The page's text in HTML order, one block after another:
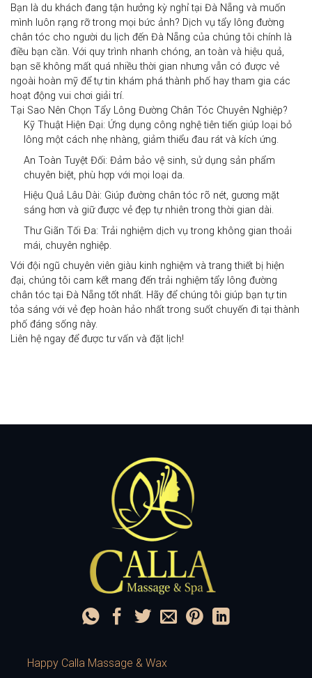
Bạn là du khách đang tận hưởng kỳ nghỉ tại Đà Nẵng và muốn
mình luôn rạng rỡ trong mọi bức ảnh? Dịch vụtẩy lông đường
chân tóc cho người du lịch đến Đà Nẵng của chúng tôi chính là
điều bạn cần. Với quy trình nhanh chóng, an toàn và hiệu quả,
bạn sẽ không mất quá nhiều thời gian nhưng vẫn có được vẻ
ngoài hoàn mỹ để tự tin khám phá thành phố hay tham gia các
hoạt động vui chơi giải trí.
Tại Sao Nên Chọn Tẩy Lông Đường Chân Tóc Chuyên Nghiệp?
Kỹ Thuật Hiện Đại: Ứng dụng công nghệ tiên tiến giúp loại bỏ
lông một cách nhẹ nhàng, giảm thiểu đau rát và kích ứng.
An Toàn Tuyệt Đối: Đảm bảo vệ sinh, sử dụng sản phẩm
chuyên biệt, phù hợp với mọi loại da.
Hiệu Quả Lâu Dài: Giúp đường chân tóc rõ nét, gương mặt
sáng hơn và giữ được vẻ đẹp tự nhiên trong thời gian dài.
Thư Giãn Tối Đa: Trải nghiệm dịch vụ trong không gian thoải
mái, chuyên nghiệp.
Với đội ngũ chuyên viên giàu kinh nghiệm và trang thiết bị hiện
đại, chúng tôi cam kết mang đến trải nghiệmtẩy lông đường
chân tóc tại Đà Nẵng tốt nhất. Hãy để chúng tôi giúp bạn tự tin
tỏa sáng với vẻ đẹp hoàn hảo nhất trong suốt chuyến đi tại thành
phố đáng sống này.
Liên hệ ngay để được tư vấn và đặt lịch!
Happy Calla Massage & Wax